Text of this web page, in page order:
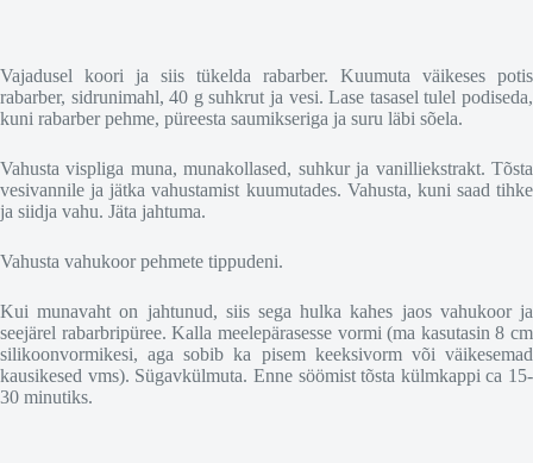
Vajadusel koori ja siis tükelda rabarber. Kuumuta väikeses potis
rabarber, sidrunimahl, 40 g suhkrut ja vesi. Lase tasasel tulel podiseda,
kuni rabarber pehme, püreesta saumikseriga ja suru läbi sõela.
Vahusta vispliga muna, munakollased, suhkur ja vanilliekstrakt. Tõsta
vesivannile ja jätka vahustamist kuumutades. Vahusta, kuni saad tihke
ja siidja vahu. Jäta jahtuma.
Vahusta vahukoor pehmete tippudeni.
Kui munavaht on jahtunud, siis sega hulka kahes jaos vahukoor ja
seejärel rabarbripüree. Kalla meelepärasesse vormi (ma kasutasin 8 cm
silikoonvormikesi, aga sobib ka pisem keeksivorm või väikesemad
kausikesed vms). Sügavkülmuta. Enne söömist tõsta külmkappi ca 15-
30 minutiks.